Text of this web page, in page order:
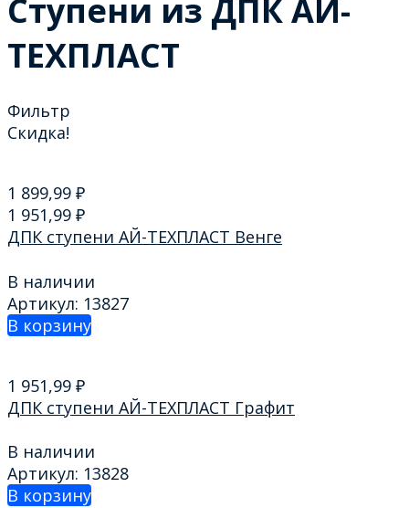
Ступени из ДПК АЙ-
ТЕХПЛАСТ
Фильтр
Скидка!
1 899,99 ₽
1 951,99 ₽
ДПК ступени АЙ-ТЕХПЛАСТ Венге
В наличии
Артикул: 13827
В корзину
1 951,99 ₽
ДПК ступени АЙ-ТЕХПЛАСТ Графит
В наличии
Артикул: 13828
В корзину